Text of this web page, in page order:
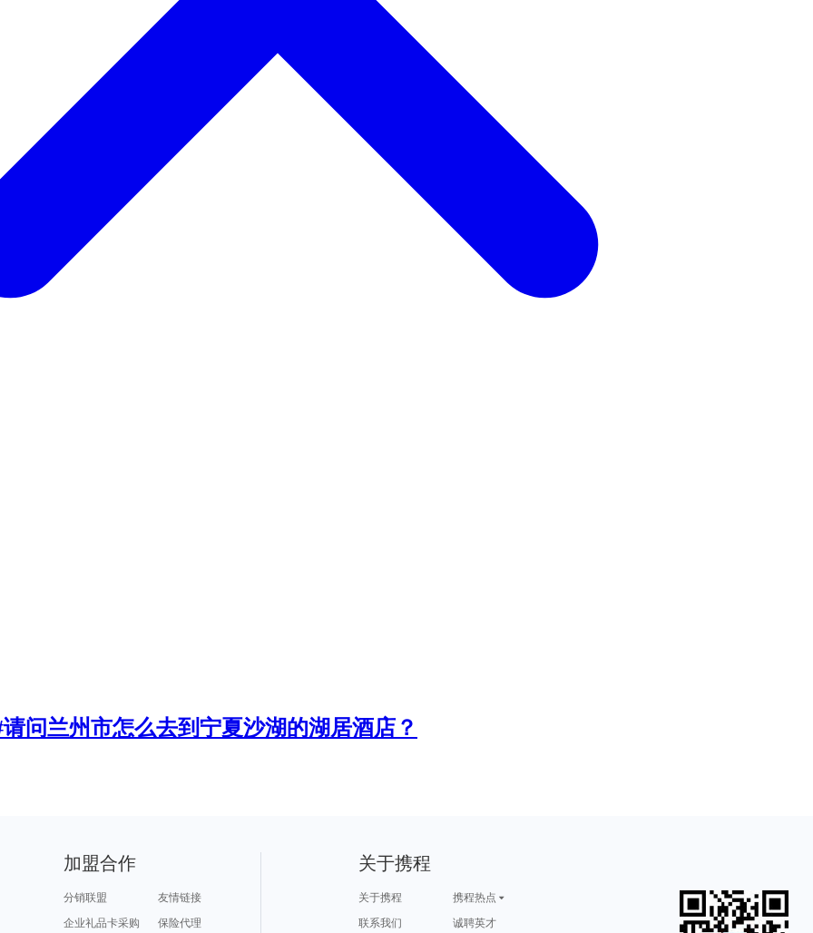
问兰州市怎么去到宁夏沙湖的湖居酒店？
加盟合作
分销联盟
友情链接
企业礼品卡采购
保险代理
关于携程
关于携程
携程热点
联系我们
诚聘英才